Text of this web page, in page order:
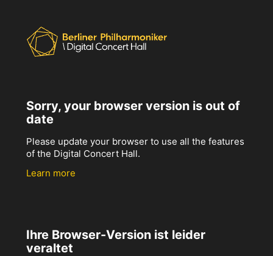
Sorry, your browser version is out of
date
Please update your browser to use all the features
of the Digital Concert Hall.
Learn more
Ihre Browser-Version ist leider
veraltet